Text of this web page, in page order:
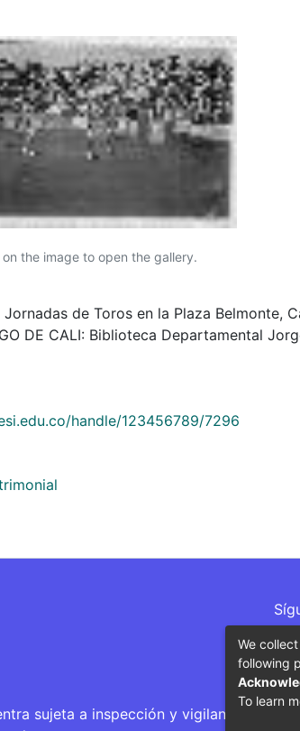
on the image to open the gallery.
Jornadas de Toros en la Plaza Belmonte,
DE CALI: Biblioteca Departamental
handle/123456789/7296
sujeta a inspección y vigilancia por
We
following
To learn